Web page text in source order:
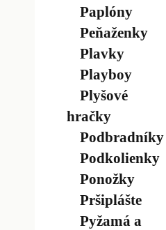
Paplóny
Peňaženky
Plavky
Playboy
Plyšové
hračky
Podbradníky
Podkolienky
Ponožky
Pršiplášte
Pyžamá a